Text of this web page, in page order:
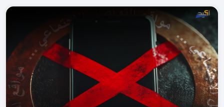
التربوية